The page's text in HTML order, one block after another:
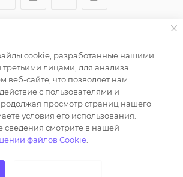
ООО "Вайт Текстиль групп"
на сайте носит справочный
является публичной офертой
пункта 2 статьи 437
кодекса Российской Федерации.
материалов, опубликованных
допустимо только при
разрешения редакции и
на https://opt-milena.ru
cookie, разработанные нашими
лицами, для анализа
веб-сайте, что позволяет нам
с пользователями и
просмотр страниц нашего
условия его использования.
сведения смотрите в нашей
файлов Cookie